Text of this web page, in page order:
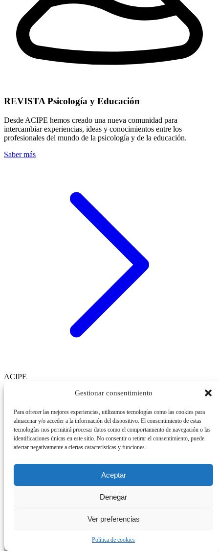
Gestionar consentimiento
Para ofrecer las mejores experiencias, utilizamos tecnologías como las cookies para
almacenar y/o acceder a la información del dispositivo. El consentimiento de estas
tecnologías nos permitirá procesar datos como el comportamiento de navegación o las
identificaciones únicas en este sitio. No consentir o retirar el consentimiento, puede
afectar negativamente a ciertas características y funciones.
Aceptar
Denegar
Ver preferencias
Política de cookies
REVISTA Psicología y Educación
Desde ACIPE hemos creado una nueva comunidad para
intercambiar experiencias, ideas y conocimientos entre los
profesionales del mundo de la psicología y de la educación.
Saber más
ACIPE
Asociación Científica de Psicología y Educación
ACIPE